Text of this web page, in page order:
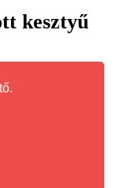
kesztyű